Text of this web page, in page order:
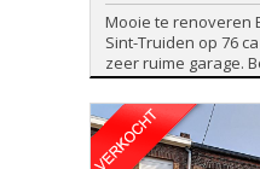
Mooie te renoveren
Sint-Truiden op 76
zeer ruime garage.